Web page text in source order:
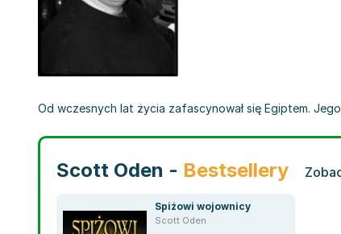
Od wczesnych lat życia zafascynował się Egiptem.
Scott Oden - Bestsellery
Spiżowi wojownicy
Scott Oden